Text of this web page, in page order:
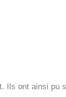
ont ainsi pu